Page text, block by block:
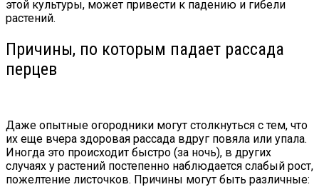
этой культуры, может привести к падению и гибели
растений.
Причины, по которым падает рассада
перцев
Даже опытные огородники могут столкнуться с тем, что
их еще вчера здоровая рассада вдруг повяла или упала.
Иногда это происходит быстро (за ночь), в других
случаях у растений постепенно наблюдается слабый рост,
пожелтение листочков. Причины могут быть различные: